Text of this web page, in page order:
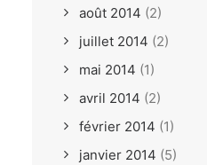
août 2014 (2)
juillet 2014 (2)
mai 2014 (1)
avril 2014 (2)
février 2014 (1)
janvier 2014 (5)